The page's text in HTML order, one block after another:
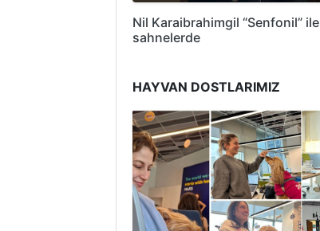
Nil Karaibrahimgil “Senfonil” ile
sahnelerde
HAYVAN DOSTLARIMIZ